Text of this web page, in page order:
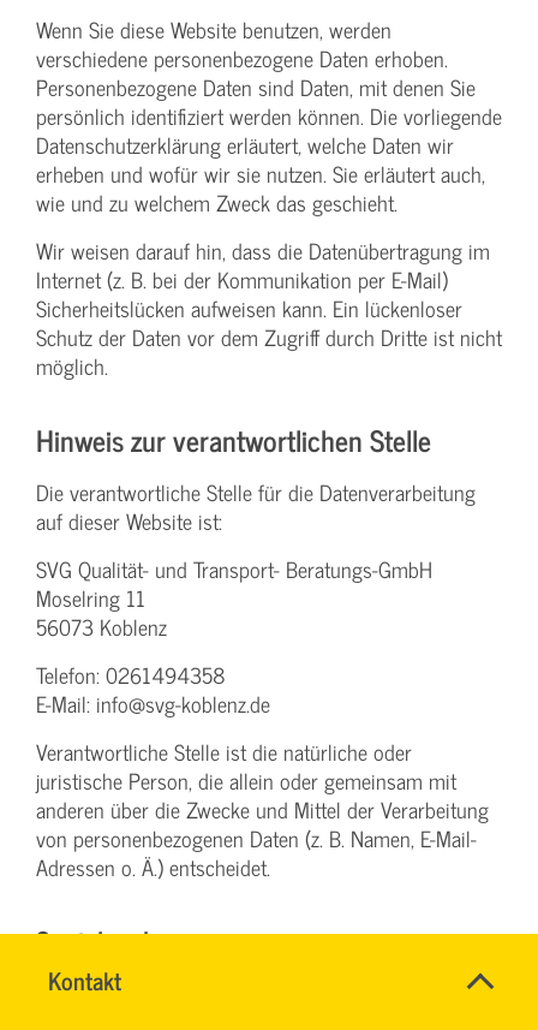
Kontakt
CHRISTINA
Name*
Schnell
&
Wenn Sie diese Website benutzen, werden
verschiedene personenbezogene Daten erhoben.
Personenbezogene Daten sind Daten, mit denen Sie
persönlich identifiziert werden können. Die vorliegende
Datenschutzerklärung erläutert, welche Daten wir
erheben und wofür wir sie nutzen. Sie erläutert auch,
wie und zu welchem Zweck das geschieht.
Wir weisen darauf hin, dass die Datenübertragung im
Internet (z. B. bei der Kommunikation per E-Mail)
Sicherheitslücken aufweisen kann. Ein lückenloser
Schutz der Daten vor dem Zugriff durch Dritte ist nicht
möglich.
Hinweis zur verantwortlichen Stelle
Die verantwortliche Stelle für die Datenverarbeitung
auf dieser Website ist:
SVG Qualität- und Transport- Beratungs-GmbH
Moselring 11
56073 Koblenz
Telefon: 0261494358
E-Mail: info@svg-koblenz.de
Verantwortliche Stelle ist die natürliche oder
juristische Person, die allein oder gemeinsam mit
anderen über die Zwecke und Mittel der Verarbeitung
von personenbezogenen Daten (z. B. Namen, E-Mail-
Adressen o. Ä.) entscheidet.
Speicherdauer
Soweit innerhalb dieser Datenschutzerklärung keine